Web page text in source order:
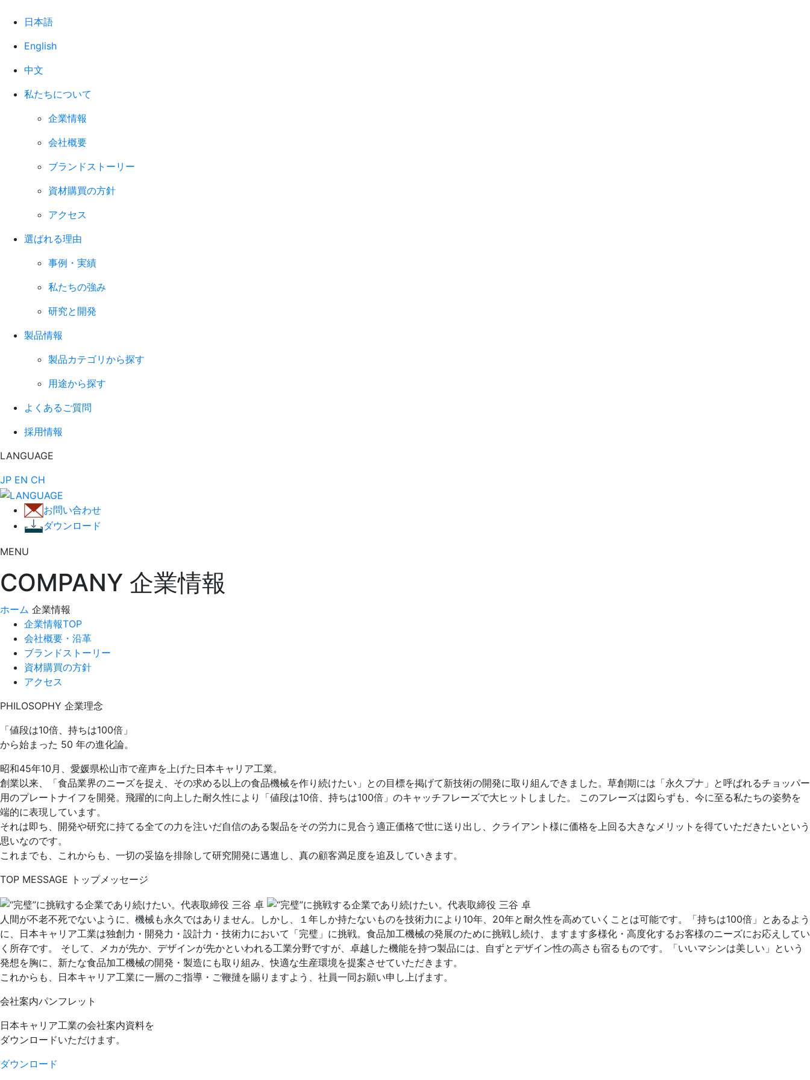
日本語
English
中文
私たちについて
企業情報
会社概要
ブランドストーリー
資材購買の方針
アクセス
選ばれる理由
事例・実績
私たちの強み
研究と開発
製品情報
製品カテゴリから探す
用途から探す
よくあるご質問
採用情報
LANGUAGE
JP EN CH
お問い合わせ
ダウンロード
MENU
COMPANY 企業情報
ホーム 企業情報
企業情報TOP
会社概要・沿革
ブランドストーリー
資材購買の方針
アクセス
PHILOSOPHY 企業理念
「値段は10倍、持ちは100倍」
から始まった 50 年の進化論。
昭和45年10月、愛媛県松山市で産声を上げた日本キャリア工業。
創業以来、「食品業界のニーズを捉え、その求める以上の食品機械を作り続けたい」との目標を掲げて新技術の開発に取り組んできました。草創期には「永久プナ」と呼ばれるチョッパー
用のプレートナイフを開発。飛躍的に向上した耐久性により「値段は10倍、持ちは100倍」のキャッチフレーズで大ヒットしました。
このフレーズは図らずも、今に至る私たちの姿勢を
端的に表現しています。
それは即ち、開発や研究に持てる全ての力を注いだ自信のある製品をその労力に見合う適正価格で世に送り出し、クライアント様に価格を上回る大きなメリットを得ていただきたいという
思いなのです。
これまでも、これからも、一切の妥協を排除して研究開発に邁進し、真の顧客満足度を追及していきます。
TOP MESSAGE トップメッセージ
人間が不老不死でないように、機械も永久ではありません。しかし、１年しか持たないものを技術力により10年、20年と耐久性を高めていくことは可能です。「持ちは100倍」とあるよう
に、日本キャリア工業は独創力・開発力・設計力・技術力において「完璧」に挑戦。食品加工機械の発展のために挑戦し続け、ますます多様化・高度化するお客様のニーズにお応えしてい
く所存です。
そして、メカが先か、デザインが先かといわれる工業分野ですが、卓越した機能を持つ製品には、自ずとデザイン性の高さも宿るものです。「いいマシンは美しい」という
発想を胸に、新たな食品加工機械の開発・製造にも取り組み、快適な生産環境を提案させていただきます。
これからも、日本キャリア工業に一層のご指導・ご鞭撻を賜りますよう、社員一同お願い申し上げます。
会社案内パンフレット
日本キャリア工業の会社案内資料を
ダウンロードいただけます。
ダウンロード